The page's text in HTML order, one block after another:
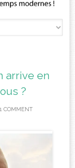
arrive en
?
1 COMMENT